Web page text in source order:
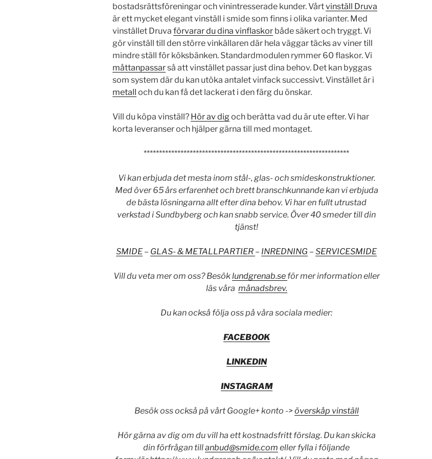
bostadsrättsföreningar och vinintresserade kunder. Vårtvinställ Druva
är ett mycket elegant vinställ i smide som finns i olika varianter. Med
vinstället Druva förvarar du dina vinflaskor både säkert och tryggt. Vi
gör vinställ till den större vinkällaren där hela väggar täcks av viner till
mindre ställ för köksbänken. Standardmodulen rymmer 60 flaskor. Vi
måttanpassarså att vinstället passar just dina behov. Det kan byggas
som system där du kan utöka antalet vinfack successivt. Vinstället är i
metall och du kan få det lackerat i den färg du önskar.
Vill du köpa vinställ? Hör av digoch berätta vad du är ute efter. Vi har
korta leveranser och hjälper gärna till med montaget.
*******************************************************************
Vi kan erbjuda det mesta inom stål-, glas- och smideskonstruktioner.
Med över 65 års erfarenhet och brett branschkunnande kan vi erbjuda
de bästa lösningarna allt efter dina behov. Vi har en fullt utrustad
verkstad i Sundbyberg och kan snabb service. Över 40 smeder till din
tjänst!
SMIDE – GLAS- & METALLPARTIER – INREDNING –SERVICESMIDE
Vill du veta mer om oss? Besöklundgrenab.se för mer information eller
läs våra månadsbrev.
Du kan också följa oss på våra sociala medier:
FACEBOOK
LINKEDIN
INSTAGRAM
Besök oss också på vårt Google+ konto -> överskåp vinställ
Hör gärna av dig om du vill ha ett kostnadsfritt förslag. Du kan skicka
din förfrågan tillanbud@smide.com eller fylla i följande